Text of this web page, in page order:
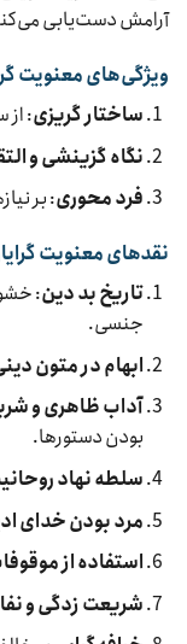
آرامش دست‌یابی
ویژگی‌های معنویت
ساختار گریزی: از
نگاه گزینشی و
فرد محوری: بر
نقدهای معنویت
تاریخ بد دین:
جنسی.
ابهام در متون
آداب ظاهری و
بودن دستورها.
سلطه نهاد
مرد بودن خدای
استفاده از
شریعت زدگی و